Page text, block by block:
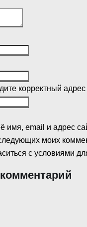
корректный
имя, email и адрес
моих
с условиями